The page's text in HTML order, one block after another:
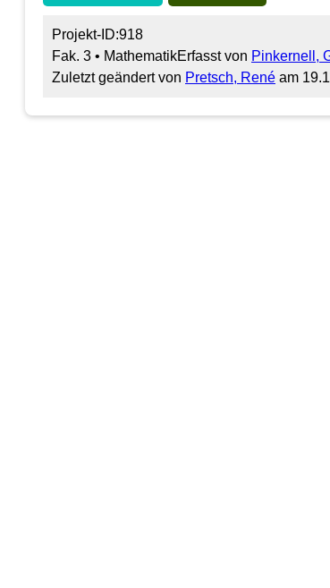
Projekt-ID:918
Fak. 3 • MathematikErfasst von Pinkernell,
Zuletzt geändert von Pretsch, René am